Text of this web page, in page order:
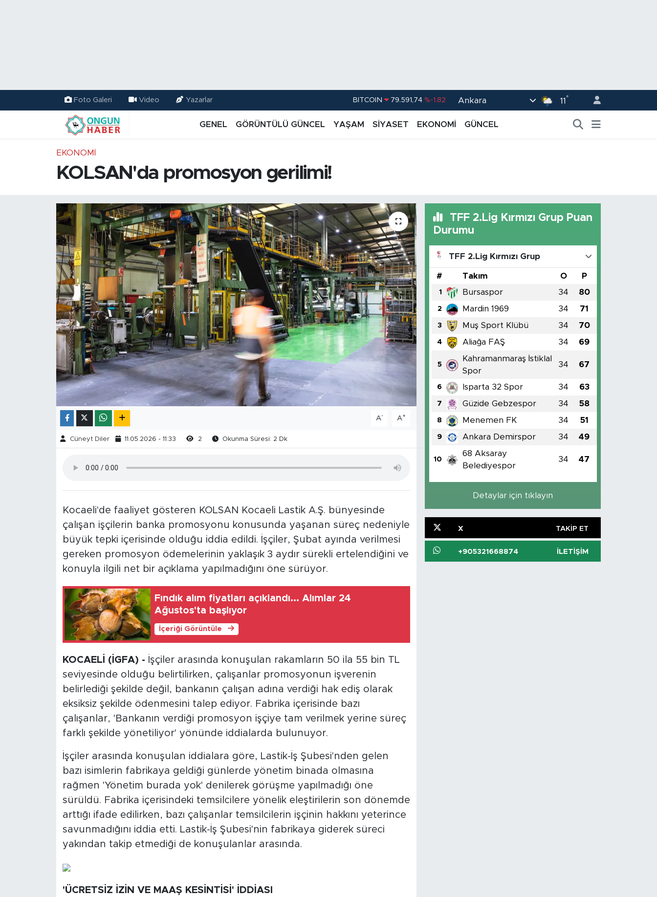
Foto Galeri Video Yazarlar DOLAR 45,43620 %0.02 Ankara 11 °
GENEL GÖRÜNTÜLÜ GÜNCEL YAŞAM SİYASET EKONOMİ GÜNCEL
EKONOMİ
KOLSAN'da promosyon gerilimi!
A- A+
Cüneyt Diler 11.05.2026 - 11:33 2 Okunma Süresi: 2 Dk
Kocaeli'de faaliyet gösteren KOLSAN Kocaeli Lastik A.Ş. bünyesinde
çalışan işçilerin banka promosyonu konusunda yaşanan süreç nedeniyle
büyük tepki içerisinde olduğu iddia edildi. İşçiler, Şubat ayında verilmesi
gereken promosyon ödemelerinin yaklaşık 3 aydır sürekli ertelendiğini ve
konuyla ilgili net bir açıklama yapılmadığını öne sürüyor.
Fındık alım fiyatları açıklandı... Alımlar 24
Ağustos'ta başlıyor
İçeriği Görüntüle
KOCAELİ (İGFA) - İşçiler arasında konuşulan rakamların 50 ila 55 bin TL
seviyesinde olduğu belirtilirken, çalışanlar promosyonun işverenin
belirlediği şekilde değil, bankanın çalışan adına verdiği hak ediş olarak
eksiksiz şekilde ödenmesini talep ediyor. Fabrika içerisinde bazı
çalışanlar, 'Bankanın verdiği promosyon işçiye tam verilmek yerine süreç
farklı şekilde yönetiliyor' yönünde iddialarda bulunuyor.
İşçiler arasında konuşulan iddialara göre, Lastik-İş Şubesi'nden gelen
bazı isimlerin fabrikaya geldiği günlerde yönetim binada olmasına
rağmen 'Yönetim burada yok' denilerek görüşme yapılmadığı öne
sürüldü. Fabrika içerisindeki temsilcilere yönelik eleştirilerin son dönemde
arttığı ifade edilirken, bazı çalışanlar temsilcilerin işçinin hakkını yeterince
savunmadığını iddia etti. Lastik-İş Şubesi'nin fabrikaya giderek süreci
yakından takip etmediği de konuşulanlar arasında.
'ÜCRETSİZ İZİN VE MAAŞ KESİNTİSİ' İDDİASI
TFF 2.Lig Kırmızı Grup Puan
Durumu
TFF 2.Lig Kırmızı Grup
# Takım O P
1 Bursaspor 34 80
2 Mardin 1969 34 71
3 Muş Sport Klübü 34 70
4 Aliağa FAŞ 34 69
5
Kahramanmaraş İstiklal
Spor
34 67
6 Isparta 32 Spor 34 63
7 Güzide Gebzespor 34 58
8 Menemen FK 34 51
9 Ankara Demirspor 34 49
10
68 Aksaray
Belediyespor
34 47
Detaylar için tıklayın
X TAKIP ET
+905321668874 İLETIŞIM
Trafik Durumu
TFF 2.Lig Kırmızı Grup Puan Durumu ve Fikstür
Haber Arşivi